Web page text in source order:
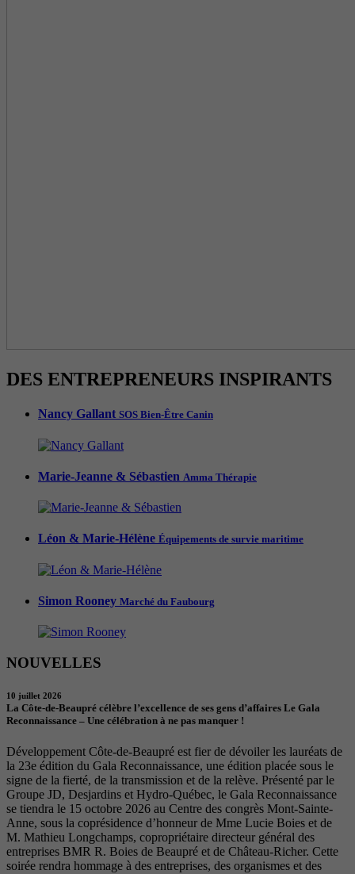
DES ENTREPRENEURS INSPIRANTS
Nancy Gallant SOS Bien-Être Canin
Marie-Jeanne & Sébastien Amma Thérapie
Léon & Marie-Hélène Équipements de survie maritime
Simon Rooney Marché du Faubourg
NOUVELLES
10 juillet 2026
La Côte-de-Beaupré célèbre l’excellence de ses gens d’affaires Le Gala
Reconnaissance – Une célébration à ne pas manquer !
Développement Côte-de-Beaupré est fier de dévoiler les lauréats de
la 23e édition du Gala Reconnaissance, une édition placée sous le
signe de la fierté, de la transmission et de la relève. Présenté par le
Groupe JD, Desjardins et Hydro-Québec, le Gala Reconnaissance
se tiendra le 15 octobre 2026 au Centre des congrès Mont-Sainte-
Anne, sous la coprésidence d’honneur de Mme Lucie Boies et de
M. Mathieu Longchamps, copropriétaire directeur général des
entreprises BMR R. Boies de Beaupré et de Château-Richer. Cette
soirée rendra hommage à des entreprises, des organismes et des